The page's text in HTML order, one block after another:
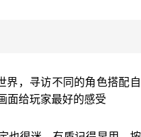
界，寻访不同的角色搭配
面给玩家最好的感受